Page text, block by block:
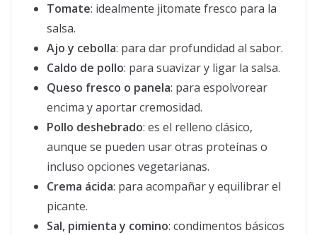
Tomate: idealmente jitomate fresco para la
salsa.
Ajo y cebolla: para dar profundidad al sabor.
Caldo de pollo: para suavizar y ligar la salsa.
Queso fresco o panela: para espolvorear
encima y aportar cremosidad.
Pollo deshebrado: es el relleno clásico,
aunque se pueden usar otras proteínas o
incluso opciones vegetarianas.
Crema ácida: para acompañar y equilibrar el
picante.
Sal, pimienta y comino: condimentos básicos